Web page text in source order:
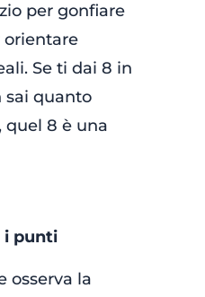
per gonfiare
orientare
Se ti dai 8 in
sai quanto
quel 8 è una
i punti
osserva la